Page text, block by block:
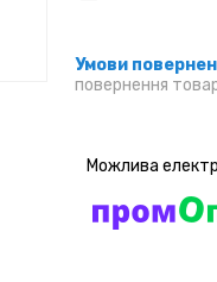
повернення